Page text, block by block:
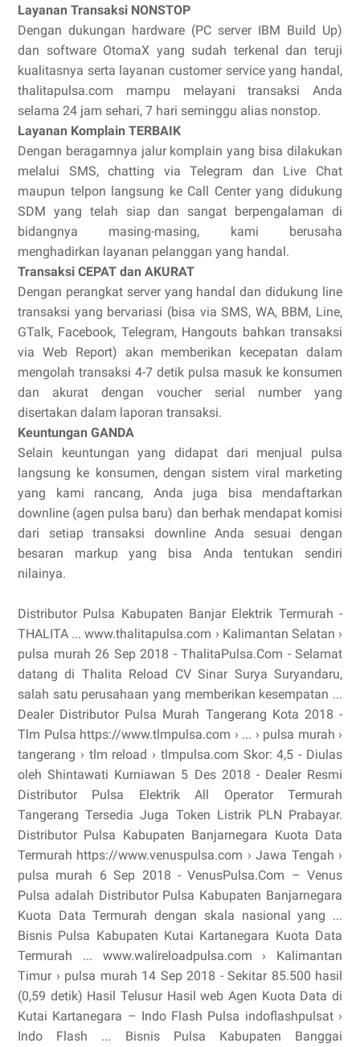
Layanan Transaksi NONSTOP
Dengan dukungan hardware (PC server IBM Build Up)
dan software OtomaX yang sudah terkenal dan teruji
kualitasnya serta layanan customer service yang handal,
thalitapulsa.com mampu melayani transaksi Anda
selama 24 jam sehari, 7 hari seminggu alias nonstop.
Layanan Komplain TERBAIK
Dengan beragamnya jalur komplain yang bisa dilakukan
melalui SMS, chatting via Telegram dan Live Chat
maupun telpon langsung ke Call Center yang didukung
SDM yang telah siap dan sangat berpengalaman di
bidangnya masing-masing, kami berusaha
menghadirkan layanan pelanggan yang handal.
Transaksi CEPAT dan AKURAT
Dengan perangkat server yang handal dan didukung line
transaksi yang bervariasi (bisa via SMS, WA, BBM, Line,
GTalk, Facebook, Telegram, Hangouts bahkan transaksi
via Web Report) akan memberikan kecepatan dalam
mengolah transaksi 4-7 detik pulsa masuk ke konsumen
dan akurat dengan voucher serial number yang
disertakan dalam laporan transaksi.
Keuntungan GANDA
Selain keuntungan yang didapat dari menjual pulsa
langsung ke konsumen, dengan sistem viral marketing
yang kami rancang, Anda juga bisa mendaftarkan
downline (agen pulsa baru) dan berhak mendapat komisi
dari setiap transaksi downline Anda sesuai dengan
besaran markup yang bisa Anda tentukan sendiri
nilainya.
Distributor Pulsa Kabupaten Banjar Elektrik Termurah -
THALITA ... www.thalitapulsa.com › Kalimantan Selatan ›
pulsa murah 26 Sep 2018 - ThalitaPulsa.Com - Selamat
datang di Thalita Reload CV Sinar Surya Suryandaru,
salah satu perusahaan yang memberikan kesempatan ...
Dealer Distributor Pulsa Murah Tangerang Kota 2018 -
Tlm Pulsa https://www.tlmpulsa.com › ... › pulsa murah ›
tangerang › tlm reload › tlmpulsa.com Skor: 4,5 - ‎Diulas
oleh Shintawati Kurniawan 5 Des 2018 - Dealer Resmi
Distributor Pulsa Elektrik All Operator Termurah
Tangerang Tersedia Juga Token Listrik PLN Prabayar.
Distributor Pulsa Kabupaten Banjarnegara Kuota Data
Termurah https://www.venuspulsa.com › Jawa Tengah ›
pulsa murah 6 Sep 2018 - VenusPulsa.Com – Venus
Pulsa adalah Distributor Pulsa Kabupaten Banjarnegara
Kuota Data Termurah dengan skala nasional yang ...
Bisnis Pulsa Kabupaten Kutai Kartanegara Kuota Data
Termurah ... www.walireloadpulsa.com › Kalimantan
Timur › pulsa murah 14 Sep 2018 - Sekitar 85.500 hasil
(0,59 detik) Hasil Telusur Hasil web Agen Kuota Data di
Kutai Kartanegara – Indo Flash Pulsa indoflashpulsat ›
Indo Flash ... Bisnis Pulsa Kabupaten Banggai